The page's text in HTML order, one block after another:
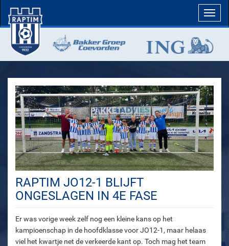
RAPTIM JO12-1 BLIJFT
ONGESLAGEN IN 4E FASE
Er was vorige week zelf nog een kleine kans op het
kampioenschap in de hoofdklasse voor JO12-1, maar helaas
viel het kwartje net de verkeerde kant op. Toch mag het team